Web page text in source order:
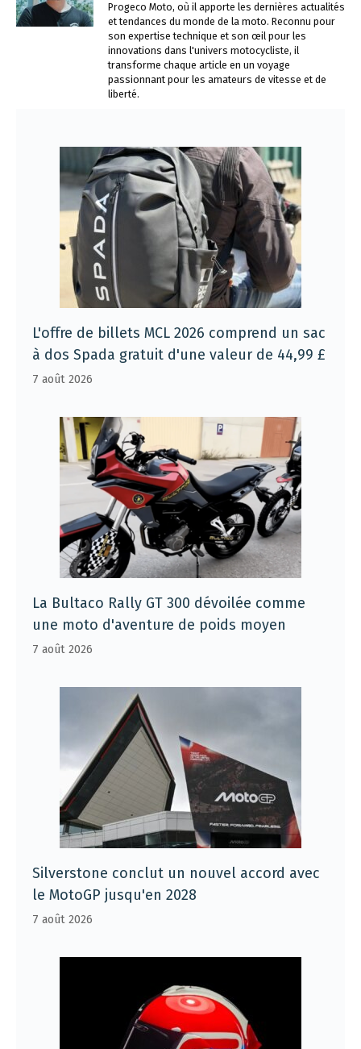
Progeco Moto, où il apporte les dernières actualités
et tendances du monde de la moto. Reconnu pour
son expertise technique et son œil pour les
innovations dans l'univers motocycliste, il
transforme chaque article en un voyage
passionnant pour les amateurs de vitesse et de
liberté.
L'offre de billets MCL 2026 comprend un sac
à dos Spada gratuit d'une valeur de 44,99 £
7 août 2026
La Bultaco Rally GT 300 dévoilée comme
une moto d'aventure de poids moyen
7 août 2026
Silverstone conclut un nouvel accord avec
le MotoGP jusqu'en 2028
7 août 2026